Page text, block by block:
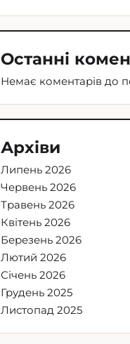
Останні
Немає коментарів до
Архіви
Липень 2026
Червень 2026
Травень 2026
Квітень 2026
Березень 2026
Лютий 2026
Січень 2026
Грудень 2025
Листопад 2025